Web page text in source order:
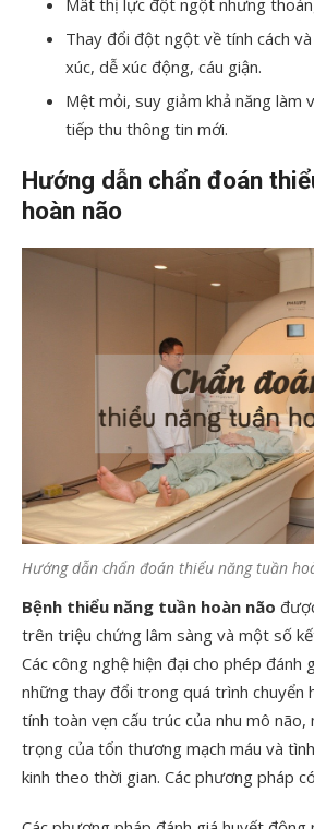
Thay đổi đột ngột về tính cách
xúc, dễ xúc động, cáu giận.
Mệt mỏi, suy giảm khả năng làm
tiếp thu thông tin mới.
Hướng dẫn chẩn đoán
hoàn não
Hướng dẫn chẩn đoán thiểu năng tuần
Bệnh thiểu năng tuần hoàn não
trên triệu chứng lâm sàng và một số
Các công nghệ hiện đại cho phép đánh
những thay đổi trong quá trình chuyển
tính toàn vẹn cấu trúc của nhu mô não,
trọng của tổn thương mạch máu và
kinh theo thời gian. Các phương pháp